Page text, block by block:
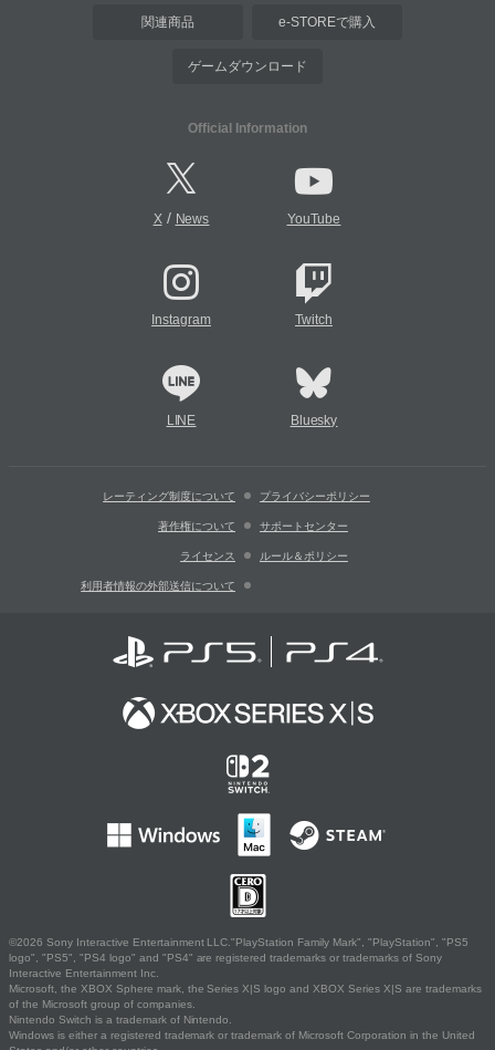
関連商品 e-STOREで購入
ゲームダウンロード
Official Information
X/ News YouTube
Instagram Twitch
LINE Bluesky
レーティング制度について プライバシーポリシー
著作権について サポートセンター
ライセンス ルール＆ポリシー
利用者情報の外部送信について
©2026 Sony Interactive Entertainment LLC."PlayStation Family Mark", "PlayStation", "PS5
logo", "PS5", "PS4 logo" and "PS4" are registered trademarks or trademarks of Sony
Interactive Entertainment Inc.
Microsoft, the XBOX Sphere mark, the Series X|S logo and XBOX Series X|S are trademarks
of the Microsoft group of companies.
Nintendo Switch is a trademark of Nintendo.
Windows is either a registered trademark or trademark of Microsoft Corporation in the United